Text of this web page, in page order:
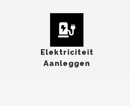
Elektriciteit
Aanleggen